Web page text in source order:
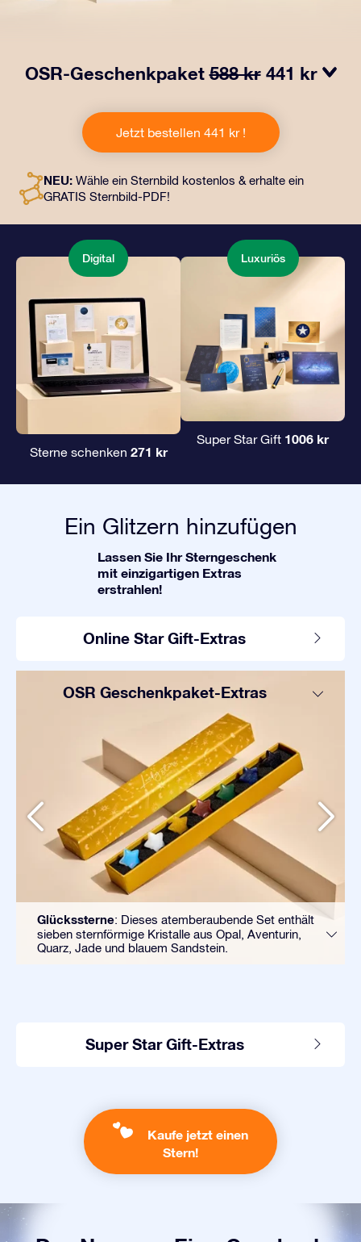
OSR-Geschenkpaket588 kr 441 kr
Geschenkpaket! Dieses Geschenk enthält einen
schönen Umschlag und personalisierte Dokumente, die
an eine Adresse Ihrer Wahl gesendet werden, sowie
unserer Apps. Es ist eine zauberhafte Art, Freunden und
Liebsten ein unvergängliches Geschenk zu
Jetzt bestellen 441 kr !
NEU: Wähle ein Sternbild kostenlos & erhalte ein
GRATIS Sternbild-PDF!
Digital
Sterne schenken 271 kr
Luxuriös
Super Star Gift 1006 kr
Ein Glitzern hinzufügen
Lassen Sie Ihr Sterngeschenk
mit einzigartigen Extras
erstrahlen!
Online Star Gift-Extras
OSR Geschenkpaket-Extras
Glückssterne: Dieses atemberaubende Set enthält
sieben sternförmige Kristalle aus Opal, Aventurin,
Quarz, Jade und blauem Sandstein.
Super Star Gift-Extras
Kaufe jetzt einen
Stern!